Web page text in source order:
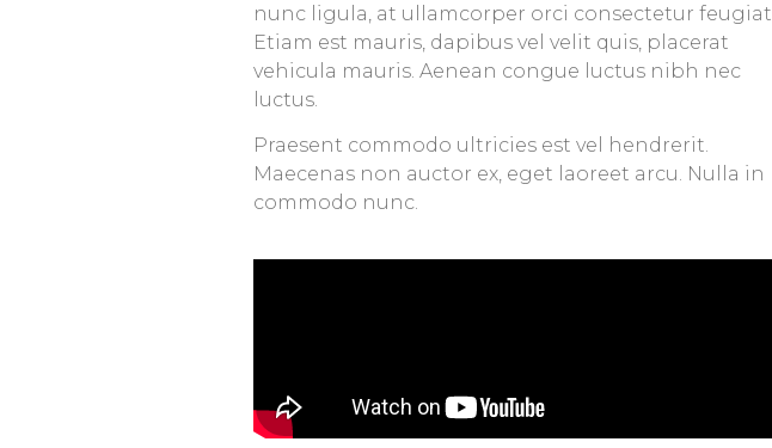
nunc ligula, at ullamcorper orci consectetur feugiat.
Etiam est mauris, dapibus vel velit quis, placerat
vehicula mauris. Aenean congue luctus nibh nec
luctus.
Praesent commodo ultricies est vel hendrerit.
Maecenas non auctor ex, eget laoreet arcu. Nulla in
commodo nunc.